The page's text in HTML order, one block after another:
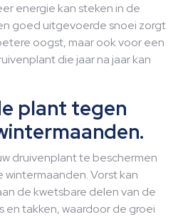
energie kan steken in de
goed uitgevoerde snoei zorgt
oogst, maar ook voor een
die jaar na jaar kan
plant tegen
druivenplant te beschermen
Vorst kan
de kwetsbare delen van de
en takken, waardoor de groei